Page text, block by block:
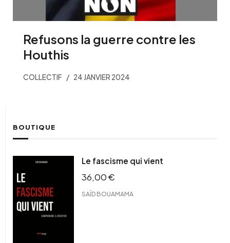
Refusons la guerre contre les
Houthis
COLLECTIF 24 JANVIER 2024
BOUTIQUE
Le fascisme qui vient
36,00€
SAÏD BOUAMAMA